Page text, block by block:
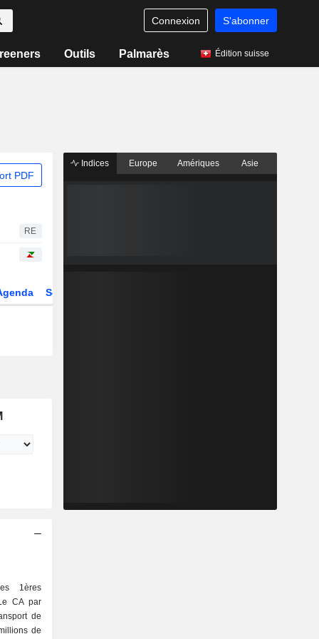
Connexion S'abonner
Outils Palmarès Édition suisse
PDF
RE
Secteur
1ères
CA par
de
Indices Europe Amériques Asie